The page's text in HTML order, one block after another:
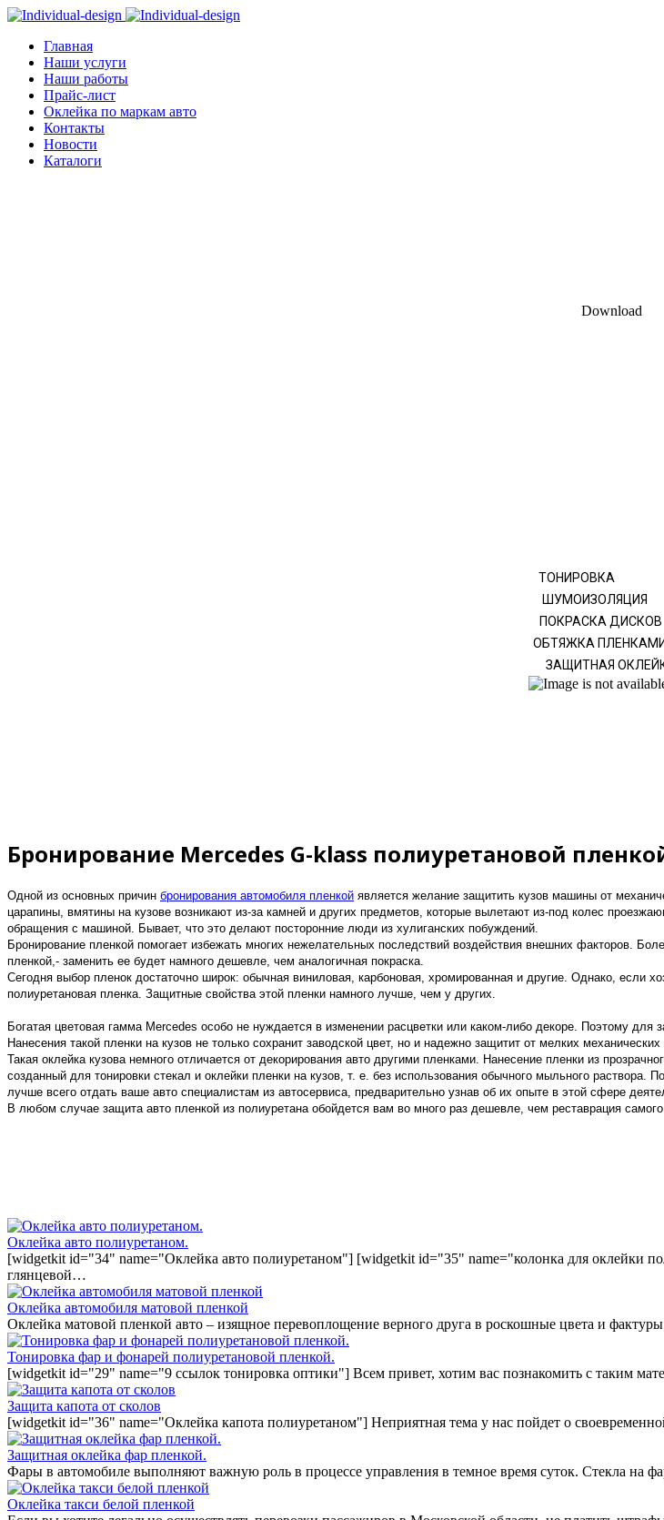
Главная
Наши услуги
Наши работы
Прайс-лист
Оклейка по маркам авто
Контакты
Новости
Каталоги
Download
ТОНИРОВКА
ШУМОИЗОЛЯЦИЯ
ПОКРАСКА ДИСКОВ
ОБТЯЖКА ПЛЕНКАМИ
ЗАЩИТНАЯ
Бронирование Mercedes G-klass полиуретановой
Одной из основных причин бронирования автомобиля пленкой является желание защитить кузов машины от
царапины, вмятины на кузове возникают из-за камней и других предметов, которые вылетают из-под колес
обращения с машиной. Бывает, что это делают посторонние люди из хулиганских побуждений.
Бронирование пленкой помогает избежать многих нежелательных последствий воздействия внешних факторов.
пленкой,- заменить ее будет намного дешевле, чем аналогичная покраска.
Сегодня выбор пленок достаточно широк: обычная виниловая, карбоновая, хромированная и другие. Однако, если
полиуретановая пленка. Защитные свойства этой пленки намного лучше, чем у других.
Богатая цветовая гамма Mercedes особо не нуждается в изменении расцветки или каком-либо декоре. Поэтому
Нанесения такой пленки на кузов не только сохранит заводской цвет, но и надежно защитит от мелких механических
Такая оклейка кузова немного отличается от декорирования авто другими пленками. Нанесение пленки из
созданный для тонировки стекал и оклейки пленки на кузов, т. е. без использования обычного мыльного
лучше всего отдать ваше авто специалистам из автосервиса, предварительно узнав об их опыте в этой сфере
В любом случае защита авто пленкой из полиуретана обойдется вам во много раз дешевле, чем реставрация самого
Оклейка авто полиуретаном.
[widgetkit id="34" name="Оклейка авто полиуретаном"] [widgetkit id="35" name="колонка для оклейки
глянцевой…
Оклейка автомобиля матовой пленкой
Оклейка матовой пленкой авто – изящное перевоплощение верного друга в роскошные цвета и
Тонировка фар и фонарей полиуретановой пленкой.
[widgetkit id="29" name="9 ссылок тонировка оптики"] Всем привет, хотим вас познакомить с таким
Защита капота от сколов
[widgetkit id="36" name="Оклейка капота полиуретаном"] Неприятная тема у нас пойдет о
Защитная оклейка фар пленкой.
Фары в автомобиле выполняют важную роль в процессе управления в темное время суток. Стекла на
Оклейка такси белой пленкой